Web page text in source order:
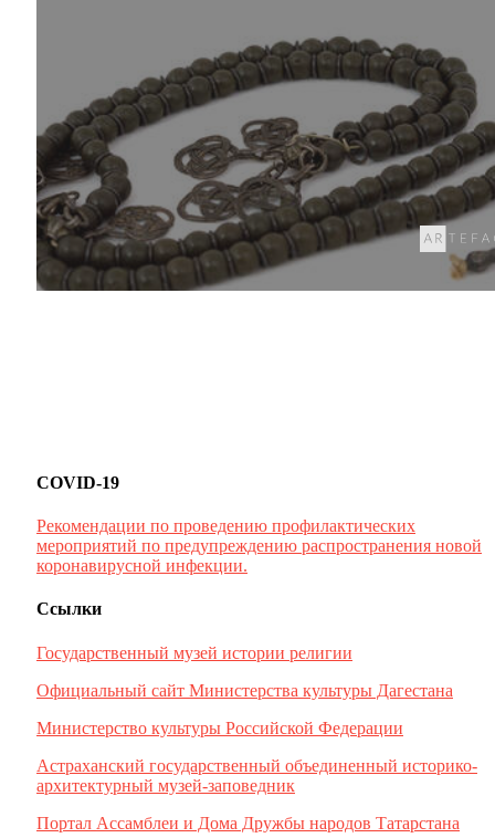
COVID-19
Рекомендации по проведению профилактических
мероприятий по предупреждению распространения новой
коронавирусной инфекции.
Ссылки
Государственный музей истории религии
Официальный сайт Министерства культуры Дагестана
Министерство культуры Российской Федерации
Астраханский государственный объединенный историко-
архитектурный музей-заповедник
Портал Ассамблеи и Дома Дружбы народов Татарстана